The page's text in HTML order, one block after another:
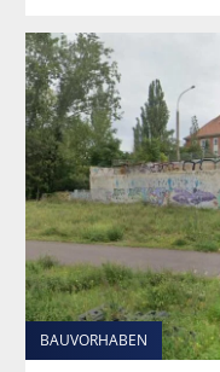
BAUVORHABEN